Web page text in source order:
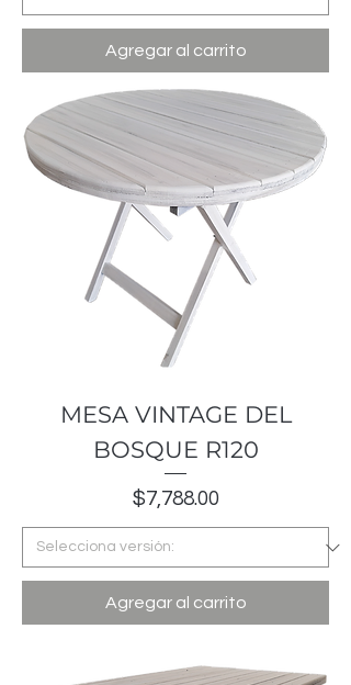
Agregar al carrito
MESA VINTAGE DEL
BOSQUE R120
Precio
$7,788.00
Agregar al carrito